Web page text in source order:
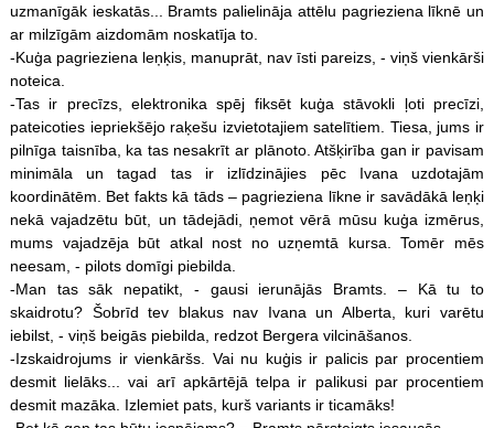
uzmanīgāk ieskatās... Bramts palielināja attēlu pagrieziena līknē un
ar milzīgām aizdomām noskatīja to.
-Kuģa pagrieziena leņķis, manuprāt, nav īsti pareizs, - viņš vienkārši
noteica.
-Tas ir precīzs, elektronika spēj fiksēt kuģa stāvokli ļoti precīzi,
pateicoties iepriekšējo raķešu izvietotajiem satelītiem. Tiesa, jums ir
pilnīga taisnība, ka tas nesakrīt ar plānoto. Atšķirība gan ir pavisam
minimāla un tagad tas ir izlīdzinājies pēc Ivana uzdotajām
koordinātēm. Bet fakts kā tāds – pagrieziena līkne ir savādākā leņķi
nekā vajadzētu būt, un tādejādi, ņemot vērā mūsu kuģa izmērus,
mums vajadzēja būt atkal nost no uzņemtā kursa. Tomēr mēs
neesam, - pilots domīgi piebilda.
-Man tas sāk nepatikt, - gausi ierunājās Bramts. – Kā tu to
skaidrotu? Šobrīd tev blakus nav Ivana un Alberta, kuri varētu
iebilst, - viņš beigās piebilda, redzot Bergera vilcināšanos.
-Izskaidrojums ir vienkāršs. Vai nu kuģis ir palicis par procentiem
desmit lielāks... vai arī apkārtējā telpa ir palikusi par procentiem
desmit mazāka. Izlemiet pats, kurš variants ir ticamāks!